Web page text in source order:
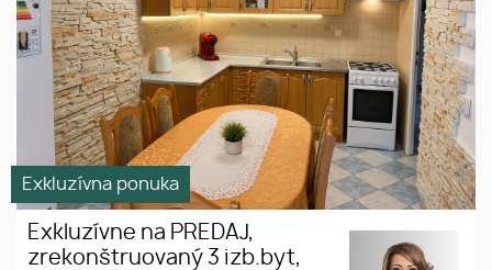
Exkluzívna ponuka
Exkluzívne na PREDAJ,
zrekonštruovaný 3 izb.byt,